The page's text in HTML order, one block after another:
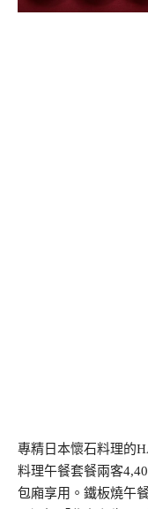
專精日本懷石料理的
料理午餐套餐兩客
包廂享用。鐵板燒午